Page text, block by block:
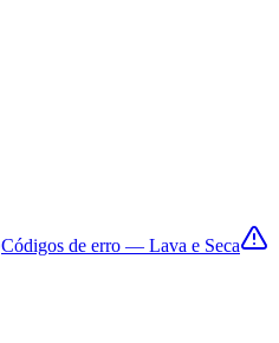
Códigos de erro — Lava e Seca